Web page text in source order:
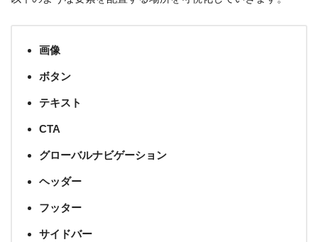
画像
ボタン
テキスト
CTA
グローバルナビゲーション
ヘッダー
フッター
サイドバー